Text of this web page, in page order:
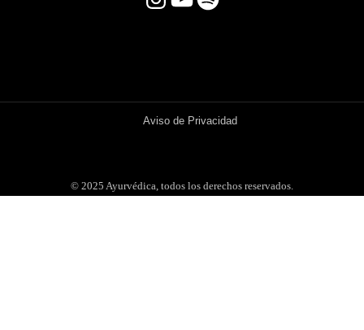
InstagramYouTube
Spotify
Aviso de Privacidad
© 2025 Ayurvédica, todos los derechos reservados.